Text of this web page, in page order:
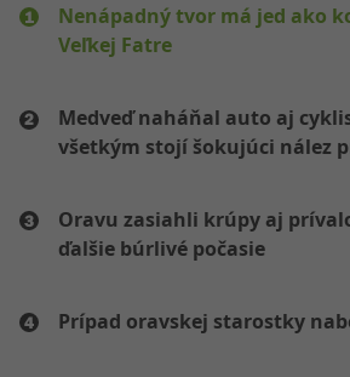
Nenápadný tvor má jed ako
Veľkej Fatre
Medveď naháňal auto aj
všetkým stojí šokujúci nález
Oravu zasiahli krúpy aj
ďalšie búrlivé počasie
Prípad oravskej starostky